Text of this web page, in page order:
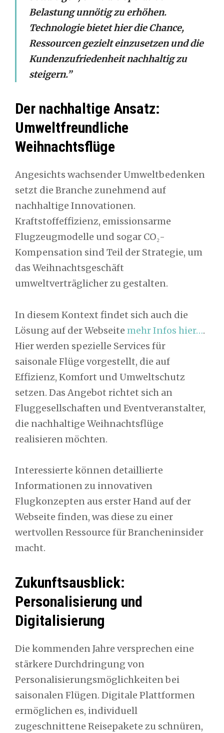
Belastung unnötig zu erhöhen.
Technologie bietet hier die Chance,
Ressourcen gezielt einzusetzen und die
Kundenzufriedenheit nachhaltig zu
steigern.”
Der nachhaltige Ansatz:
Umweltfreundliche
Weihnachtsflüge
Angesichts wachsender Umweltbedenken
setzt die Branche zunehmend auf
nachhaltige Innovationen.
Kraftstoffeffizienz, emissionsarme
Flugzeugmodelle und sogar CO₂-
Kompensation sind Teil der Strategie, um
das Weihnachtsgeschäft
umweltverträglicher zu gestalten.
In diesem Kontext findet sich auch die
Lösung auf der Webseite mehr Infos hier….
Hier werden spezielle Services für
saisonale Flüge vorgestellt, die auf
Effizienz, Komfort und Umweltschutz
setzen. Das Angebot richtet sich an
Fluggesellschaften und Eventveranstalter,
die nachhaltige Weihnachtsflüge
realisieren möchten.
Interessierte können detaillierte
Informationen zu innovativen
Flugkonzepten aus erster Hand auf der
Webseite finden, was diese zu einer
wertvollen Ressource für Brancheninsider
macht.
Zukunftsausblick:
Personalisierung und
Digitalisierung
Die kommenden Jahre versprechen eine
stärkere Durchdringung von
Personalisierungsmöglichkeiten bei
saisonalen Flügen. Digitale Plattformen
ermöglichen es, individuell
zugeschnittene Reisepakete zu schnüren,